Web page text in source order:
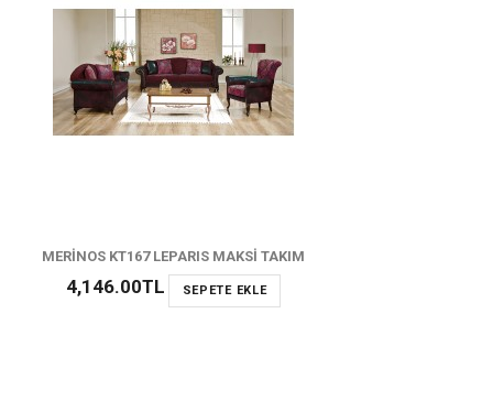
MERİNOS KT167 LEPARIS MAKSİ TAKIM
4,146.00TL SEPETE EKLE